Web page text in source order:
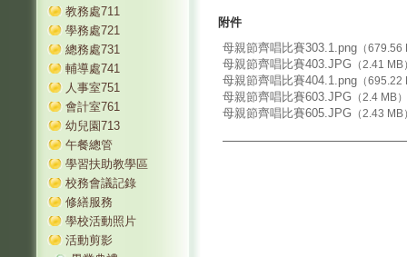
教務處711
學務處721
總務處731
輔導處741
人事室751
會計室761
幼兒園713
午餐總管
學習扶助教學區
校務會議記錄
修繕服務
學校活動照片
活動剪影
附件
母親節齊唱比賽303.1.png （679.56
母親節齊唱比賽403.JPG （2.41 MB
母親節齊唱比賽404.1.png （695.22
母親節齊唱比賽603.JPG （2.4 MB）
母親節齊唱比賽605.JPG （2.43 MB